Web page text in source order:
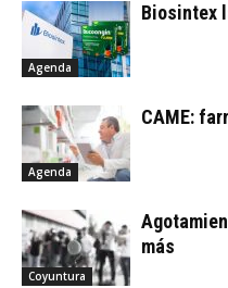
Agenda
Biosintex
Agenda
CAME:
Coyuntura
más